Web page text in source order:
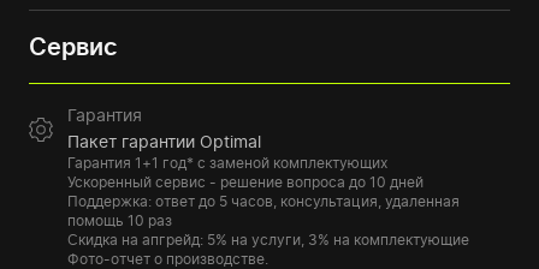
Сервис
Гарантия
Пакет гарантии Optimal
Гарантия 1+1 год* с заменой комплектующих
Ускоренный сервис - решение вопроса до 10 дней
Поддержка: ответ до 5 часов, консультация, удаленная
помощь 10 раз
Скидка на апгрейд: 5% на услуги, 3% на комплектующие
Фото-отчет о производстве.